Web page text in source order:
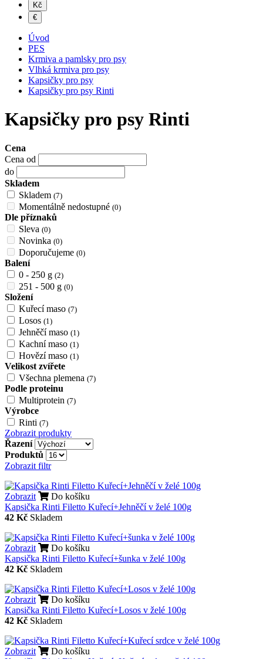
Kč
€
Úvod
PES
Krmiva a pamlsky pro psy
Vlhká krmiva pro psy
Kapsičky pro psy
Kapsičky pro psy Rinti
Kapsičky pro psy Rinti
Cena
Cena od
do
Skladem
Skladem (7)
Momentálně nedostupné (0)
Dle příznaků
Sleva (0)
Novinka (0)
Doporučujeme (0)
Balení
0 - 250 g (2)
251 - 500 g (0)
Složení
Kuřecí maso (7)
Losos (1)
Jehněčí maso (1)
Kachní maso (1)
Hovězí maso (1)
Velikost zvířete
Všechna plemena (7)
Podle proteinu
Multiprotein (7)
Výrobce
Rinti (7)
Zobrazit produkty
Řazení
Produktů
Zobrazit filtr
Zobrazit
Do košíku
Kapsička Rinti Filetto Kuřecí+Jehněčí v želé 100g
42 Kč Skladem
Zobrazit
Do košíku
Kapsička Rinti Filetto Kuřecí+šunka v želé 100g
42 Kč Skladem
Zobrazit
Do košíku
Kapsička Rinti Filetto Kuřecí+Losos v želé 100g
42 Kč Skladem
Zobrazit
Do košíku